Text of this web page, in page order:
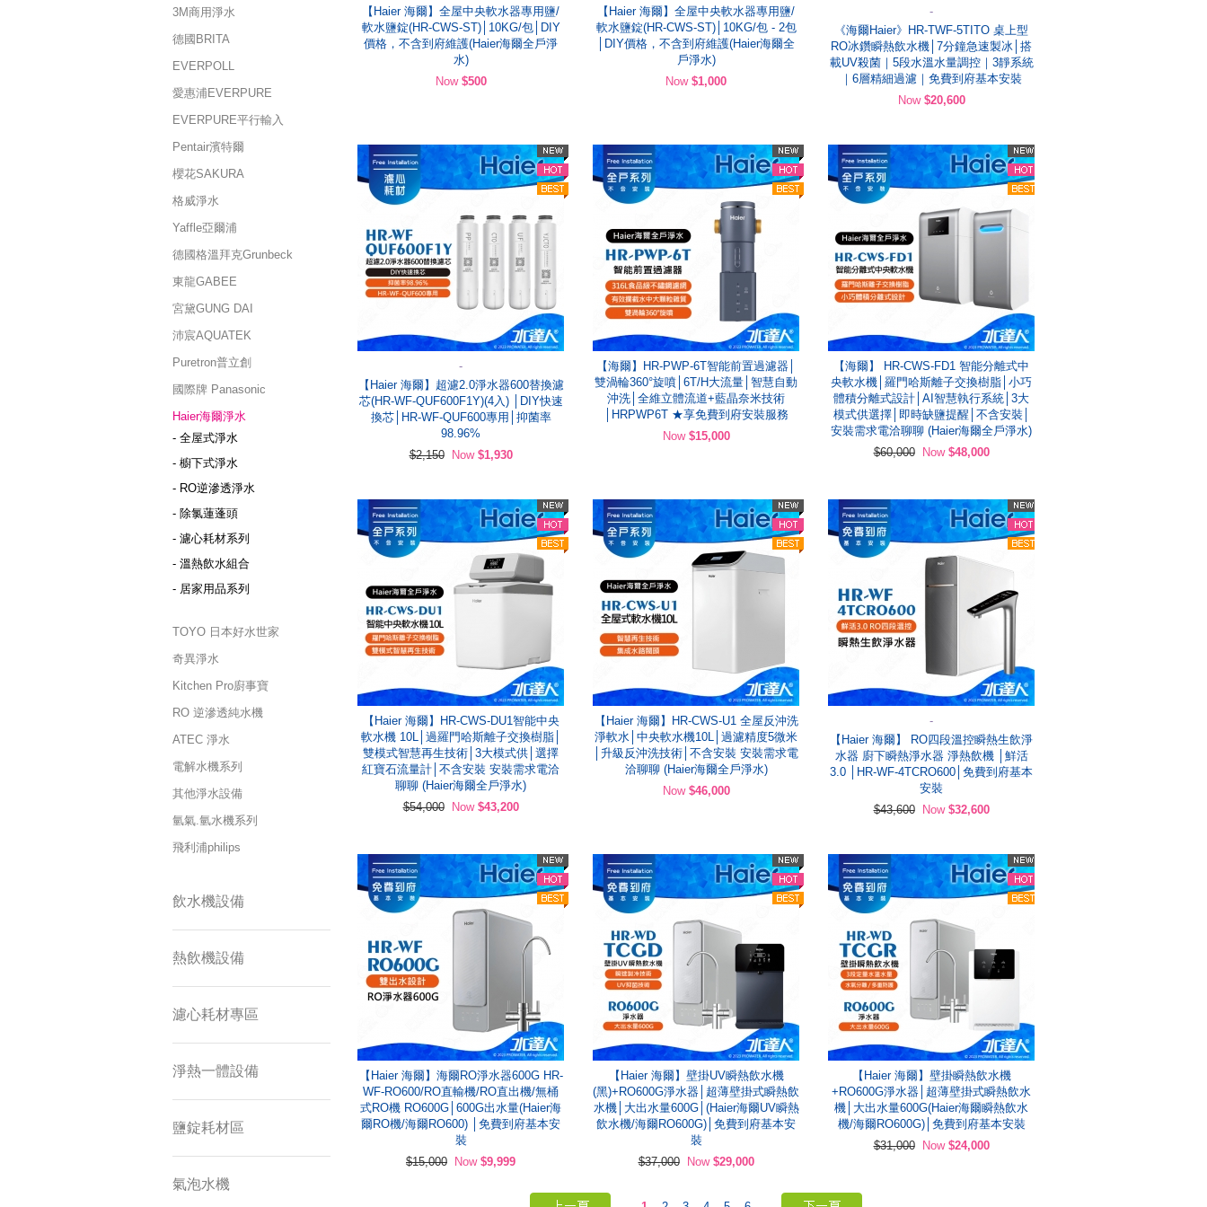
3M商用淨水
德國BRITA
EVERPOLL
愛惠浦EVERPURE
EVERPURE平行輸入
Pentair濱特爾
櫻花SAKURA
格威淨水
Yaffle亞爾浦
德國格溫拜克Grunbeck
東龍GABEE
宮黛GUNG DAI
沛宸AQUATEK
Puretron普立創
國際牌 Panasonic
Haier海爾淨水
- 全屋式淨水
- 櫥下式淨水
- RO逆滲透淨水
- 除氯蓮蓬頭
- 濾心耗材系列
- 溫熱飲水組合
- 居家用品系列
TOYO 日本好水世家
奇異淨水
Kitchen Pro廚事寶
RO 逆滲透純水機
ATEC 淨水
電解水機系列
其他淨水設備
氫氣.氫水機系列
飛利浦philips
飲水機設備
熱飲機設備
濾心耗材專區
淨熱一體設備
鹽錠耗材區
氣泡水機
【Haier 海爾】全屋中央軟水器專用鹽/
軟水鹽錠(HR-CWS-ST)│10KG/包│DIY
價格，不含到府維護(Haier海爾全戶淨
水)
Now $500
【Haier 海爾】全屋中央軟水器專用鹽/
軟水鹽錠(HR-CWS-ST)│10KG/包 - 2包
│DIY價格，不含到府維護(Haier海爾全
戶淨水)
Now $1,000
-
《海爾Haier》HR-TWF-5TITO 桌上型
RO冰鑽瞬熱飲水機│7分鐘急速製冰│搭
載UV殺菌｜5段水溫水量調控｜3靜系統
｜6層精細過濾｜免費到府基本安裝
Now $20,600
-
【Haier 海爾】超濾2.0淨水器600替換濾
芯(HR-WF-QUF600F1Y)(4入) │DIY快速
換芯│HR-WF-QUF600專用│抑菌率
98.96%
$2,150
Now $1,930
【海爾】HR-PWP-6T智能前置過濾器│
雙渦輪360°旋噴│6T/H大流量│智慧自動
沖洗│全維立體流道+藍晶奈米技術
│HRPWP6T ★享免費到府安裝服務
Now $15,000
【海爾】 HR-CWS-FD1 智能分離式中
央軟水機│羅門哈斯離子交換樹脂│小巧
體積分離式設計│AI智慧執行系統│3大
模式供選擇│即時缺鹽提醒│不含安裝│
安裝需求電洽聊聊 (Haier海爾全戶淨水)
$60,000
Now $48,000
【Haier 海爾】HR-CWS-DU1智能中央
軟水機 10L│過羅門哈斯離子交換樹脂│
雙模式智慧再生技術│3大模式供│選擇
紅寶石流量計│不含安裝 安裝需求電洽
聊聊 (Haier海爾全戶淨水)
$54,000
Now $43,200
【Haier 海爾】HR-CWS-U1 全屋反沖洗
淨軟水│中央軟水機10L│過濾精度5微米
│升級反沖洗技術│不含安裝 安裝需求電
洽聊聊 (Haier海爾全戶淨水)
Now $46,000
-
【Haier 海爾】 RO四段溫控瞬熱生飲淨
水器 廚下瞬熱淨水器 淨熱飲機 │鮮活
3.0 │HR-WF-4TCRO600│免費到府基本
安裝
$43,600
Now $32,600
【Haier 海爾】海爾RO淨水器600G HR-
WF-RO600/RO直輸機/RO直出機/無桶
式RO機 RO600G│600G出水量(Haier海
爾RO機/海爾RO600) │免費到府基本安
裝
$15,000
Now $9,999
【Haier 海爾】壁掛UV瞬熱飲水機
(黑)+RO600G淨水器│超薄壁掛式瞬熱飲
水機│大出水量600G│(Haier海爾UV瞬熱
飲水機/海爾RO600G)│免費到府基本安
裝
$37,000
Now $29,000
【Haier 海爾】壁掛瞬熱飲水機
+RO600G淨水器│超薄壁掛式瞬熱飲水
機│大出水量600G(Haier海爾瞬熱飲水
機/海爾RO600G)│免費到府基本安裝
$31,000
Now $24,000